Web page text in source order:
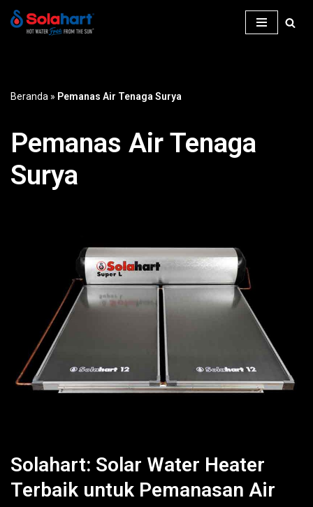
Beranda » Pemanas Air Tenaga Surya
Pemanas Air Tenaga
Surya
Solahart: Solar Water Heater
Terbaik untuk Pemanasan Air